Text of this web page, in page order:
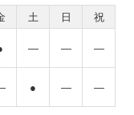
土 日
祝
― ― ―
● ― ―